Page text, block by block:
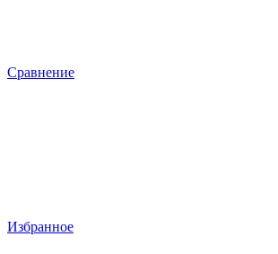
Сравнение
Избранное